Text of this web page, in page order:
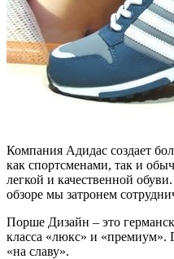
Компания Адидас создает
как спортсменами, так и
легкой и качественной
обзоре мы затронем
Порше Дизайн – это
класса «люкс» и «премиум».
«на славу».